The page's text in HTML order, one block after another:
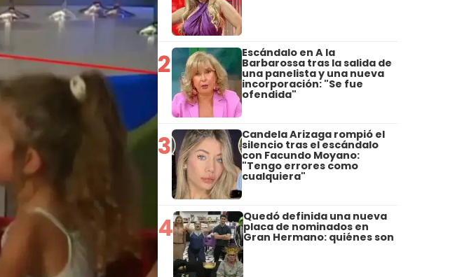
2 Escándalo en A la
Barbarossa tras la salida de
una panelista y una nueva
incorporación: "Se fue
ofendida"
3 Candela Arizaga rompió el
silencio tras el escándalo
con Facundo Moyano:
"Tengo errores como
cualquiera"
4 Quedó definida una nueva
placa de nominados en
Gran Hermano: quiénes son